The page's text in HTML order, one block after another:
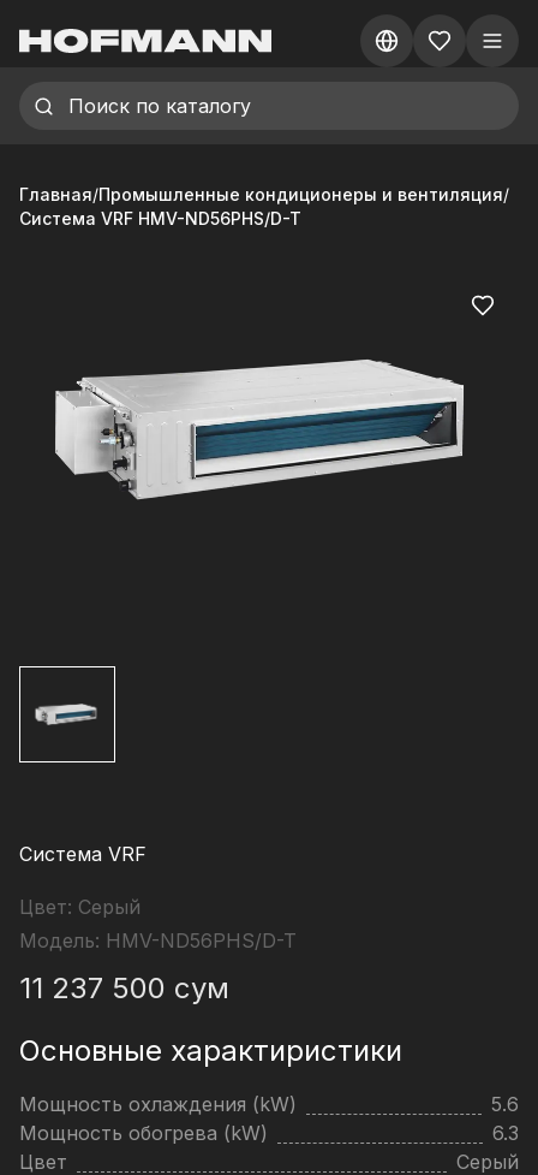
Главная/Промышленные кондиционеры и вентиляция/
Система VRF HMV-ND56PHS/D-T
Система VRF
Цвет: Серый
Модель: HMV-ND56PHS/D-T
11 237 500 сум
Основные характиристики
Мощность охлаждения (kW)
5.6
Мощность обогрева (kW)
6.3
Цвет
Серый